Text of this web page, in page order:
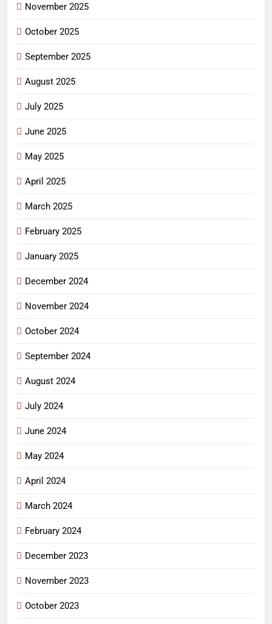
November 2025
October 2025
September 2025
August 2025
July 2025
June 2025
May 2025
April 2025
March 2025
February 2025
January 2025
December 2024
November 2024
October 2024
September 2024
August 2024
July 2024
June 2024
May 2024
April 2024
March 2024
February 2024
December 2023
November 2023
October 2023